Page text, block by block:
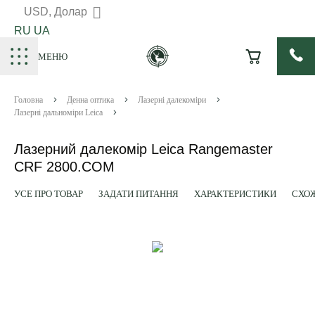
USD, Долар
RU UA
МЕНЮ
Головна Денна оптика
Лазерні далекоміри
Лазерні дальноміри Leica
Лазерний далекомір Leica Rangemaster
CRF 2800.COM
УСЕ ПРО ТОВАР ЗАДАТИ ПИТАННЯ ХАРАКТЕРИСТИКИ